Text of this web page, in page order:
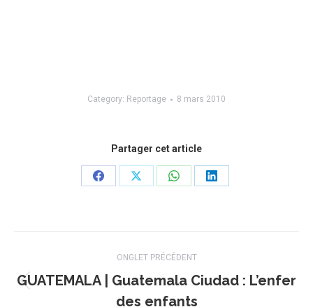
Category: Reportage 8 mars 2010
Partager cet article
Share
Share
Share
Share
de
ONGLET PRÉCÉDENT
Onglet
GUATEMALA | Guatemala Ciudad : L’enfer
des enfants